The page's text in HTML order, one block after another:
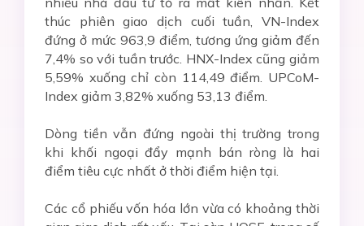
thúc phiên giao dịch cuối tuần, VN-Index
đứng ở mức 963,9 điểm, tương ứng giảm đến
7,4% so với tuần trước. HNX-Index cũng giảm
5,59% xuống chỉ còn 114,49 điểm. UPCoM-
Index giảm 3,82% xuống 53,13 điểm.
Dòng tiền vẫn đứng ngoài thị trường trong
khi khối ngoại đẩy mạnh bán ròng là hai
điểm tiêu cực nhất ở thời điểm hiện tại.
Các cổ phiếu vốn hóa lớn vừa có khoảng thời